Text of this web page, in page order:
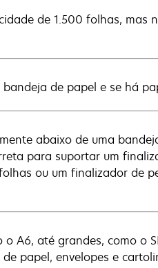
de 1.500 folhas, mas
de papel e se há
abaixo de uma
para suportar um
ou um finalizador de
A6, até grandes, como o
papel, envelopes e